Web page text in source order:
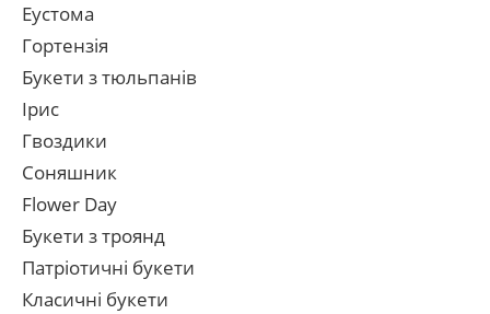
Еустома
Гортензія
Букети з тюльпанів
Ірис
Гвоздики
Соняшник
Flower Day
Букети з троянд
Патріотичні букети
Класичні букети